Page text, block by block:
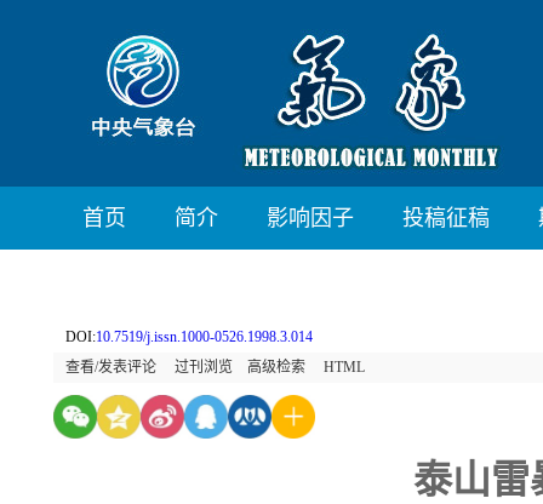
首页 简介 影响因子 投稿征稿
DOI:10.7519/j.issn.1000-0526.1998.3.014
查看/发表评论
过刊浏览 高级检索 HTML
泰山雷